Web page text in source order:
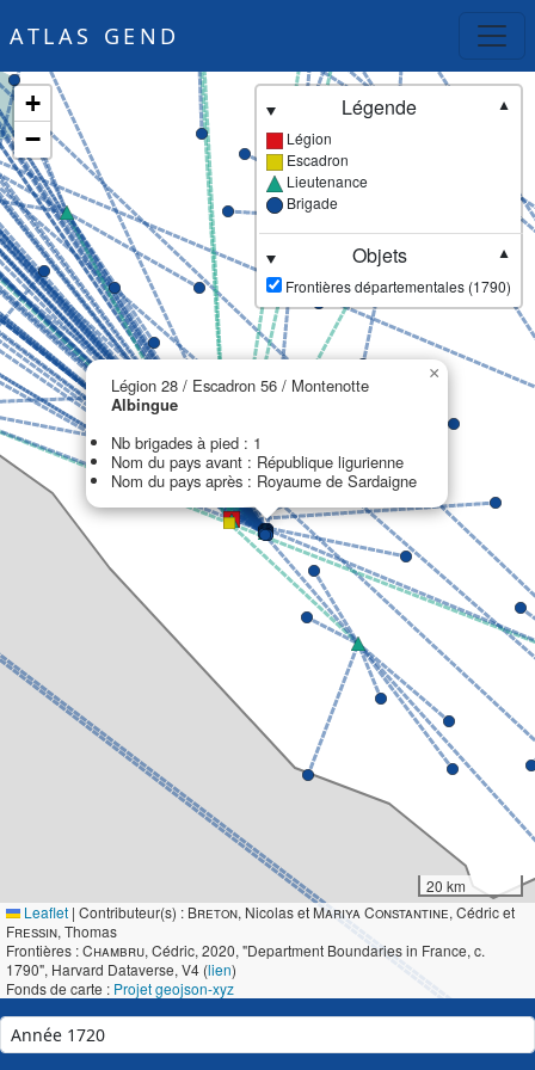
ATLAS GEND
Légion 28 / Escadron 56 / Montenotte
Albingue
Nb brigades à pied : 1
Nom du pays avant : République ligurienne
Nom du pays après : Royaume de Sardaigne
×
+
−
Légende
▼
Légion
Escadron
Lieutenance
Brigade
Objets
▼
Frontières départementales (1790)
20 km
Leaflet | Contributeur(s) : Breton, Nicolas et Mariya Constantine, Cédric et
Fressin, Thomas
Frontières :Chambru, Cédric, 2020, "Department Boundaries in France, c.
1790", Harvard Dataverse, V4 (lien)
Fonds de carte : Projet geojson-xyz